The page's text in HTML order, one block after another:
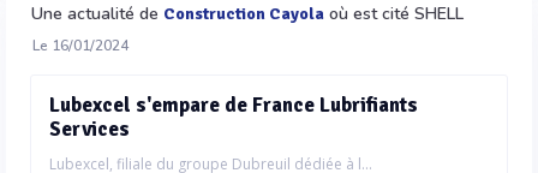
Une actualité de Construction Cayola où est cité SHELL
Le 16/01/2024
Lubexcel s'empare de France Lubrifiants
Services
Lubexcel, filiale du groupe Dubreuil dédiée à l...